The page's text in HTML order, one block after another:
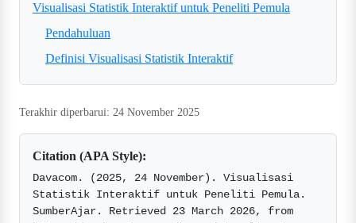
Visualisasi Statistik Interaktif untuk Peneliti Pemula
Pendahuluan
Definisi Visualisasi Statistik Interaktif
Terakhir diperbarui: 24 November 2025
Citation (APA Style):
Davacom. (2025, 24 November). Visualisasi
Statistik Interaktif untuk Peneliti Pemula.
SumberAjar. Retrieved 23 March 2026, from